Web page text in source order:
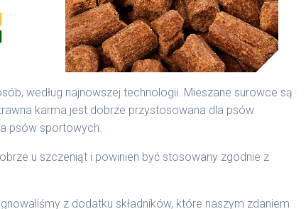
które są zwiększane lub zmniejszane w zależności
przeprowadzać stopniowo. Przez okres 3 tygodni
by zapewnić psu świeżą wodę. Zalecamy karmienie dwa
i chłodnym miejscu. Nie przesypywać do szczelnie
według najnowszej technologii. Mieszane surowce są
karma jest dobrze przystosowana dla psów
psów sportowych.
u szczeniąt i powinien być stosowany zgodnie z
z dodatku składników, które naszym zdaniem